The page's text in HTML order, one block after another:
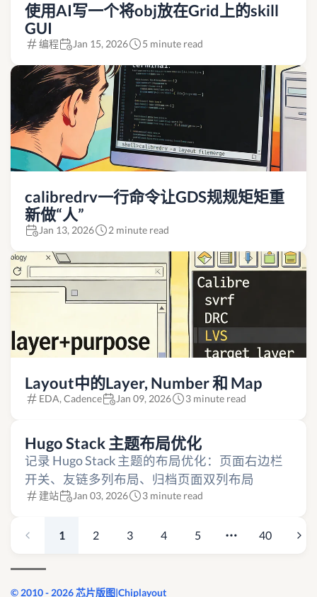
使用AI写一个将obj放在Grid上的skill
GUI
编程 Jan 15, 2026 5 minute read
calibredrv一行命令让GDS规规矩矩重
新做“人”
Jan 13, 2026 2 minute read
Layout中的Layer, Number 和 Map
EDA, Cadence Jan 09, 2026 3 minute read
Hugo Stack 主题布局优化
记录 Hugo Stack 主题的布局优化：页面右边栏
开关、友链多列布局、归档页面双列布局
建站 Jan 03, 2026 3 minute read
1 2 3 4 5 40
© 2010 - 2026 芯片版图|Chiplayout